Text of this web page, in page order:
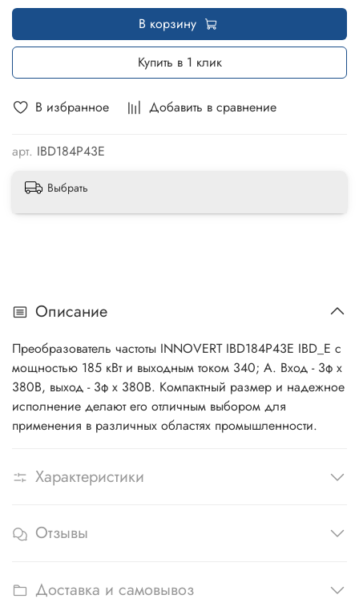
В избранное Добавить в сравнение
арт. IBD184P43E
В корзину
Купить в 1 клик
Выбрать
Описание
Преобразователь частоты INNOVERT IBD184P43E IBD_E с
мощностью 185 кВт и выходным током 340; А. Вход - 3ф x
380В, выход - 3ф х 380В. Компактный размер и надежное
исполнение делают его отличным выбором для
применения в различных областях промышленности.
Характеристики
Отзывы
Доставка и самовывоз